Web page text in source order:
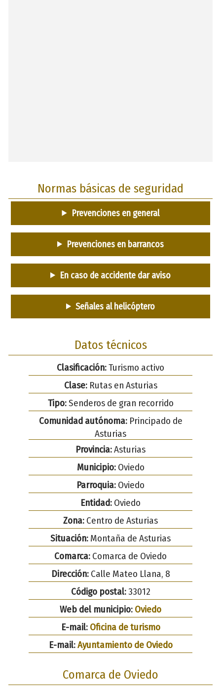
Normas básicas de seguridad
Prevenciones en general
Prevenciones en barrancos
En caso de accidente dar aviso
Señales al helicóptero
Datos técnicos
Clasificación:Turismo activo
Clase:Rutas en Asturias
Tipo:Senderos de gran recorrido
Comunidad autónoma:Principado de
Asturias
Provincia:Asturias
Municipio:Oviedo
Parroquia: Oviedo
Entidad: Oviedo
Zona: Centro de Asturias
Situación: Montaña de Asturias
Comarca: Comarca de Oviedo
Dirección:Calle Mateo Llana, 8
Código postal:33012
Web del municipio: Oviedo
E-mail: Oficina de turismo
E-mail:Ayuntamiento de Oviedo
Comarca de Oviedo